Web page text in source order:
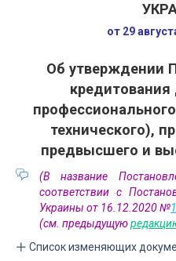
от 29
Об утверждении
технического),
предвысшего и
(В название
соответствии с
Украины от 16.12.2020 №
(см. предыдущую
Список изменяющих